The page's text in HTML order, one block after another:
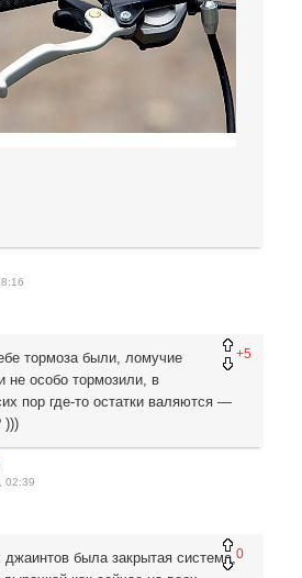
+5
тормоза были, ломучие
не особо тормозили, в
пор где-то остатки валяются —
)))
02:39
0
джаинтов была закрытая система,